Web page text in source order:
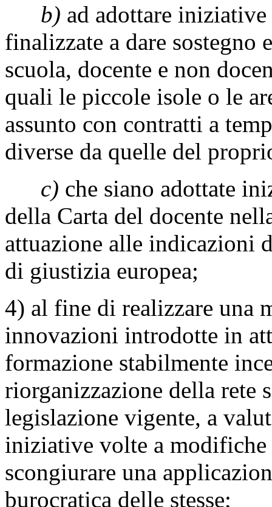
b) ad adottare
finalizzate a dare sostegno
scuola, docente e non
quali le piccole isole o le
assunto con contratti a
diverse da quelle del
c) che siano adottate
della Carta del docente
attuazione alle indicazioni
di giustizia europea;
4) al fine di realizzare una
innovazioni introdotte in
formazione stabilmente
riorganizzazione della rete
legislazione vigente, a
iniziative volte a
scongiurare una
burocratica delle stesse;